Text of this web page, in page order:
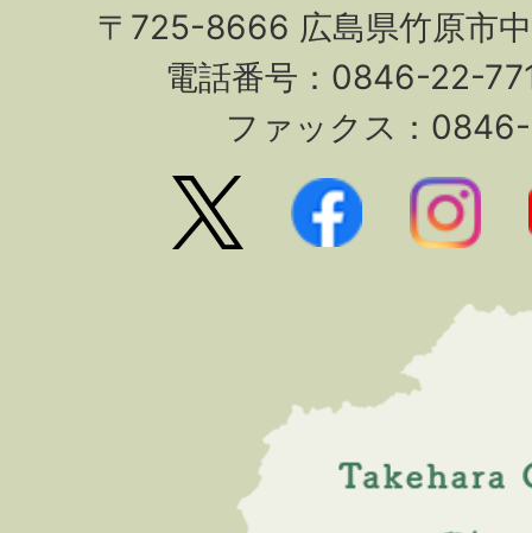
〒725-8666 広島県竹原市
電話番号：0846-22-
ファックス：